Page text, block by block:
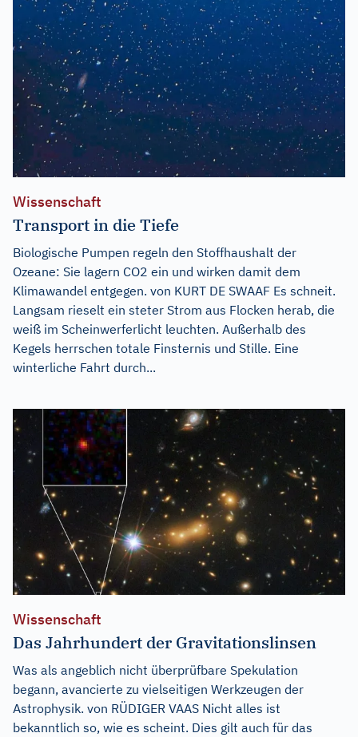
Wissenschaft
Transport in die Tiefe
Biologische Pumpen regeln den Stoffhaushalt der
Ozeane: Sie lagern CO2 ein und wirken damit dem
Klimawandel entgegen. von KURT DE SWAAF Es schneit.
Langsam rieselt ein steter Strom aus Flocken herab, die
weiß im Scheinwerferlicht leuchten. Außerhalb des
Kegels herrschen totale Finsternis und Stille. Eine
winterliche Fahrt durch...
Wissenschaft
Das Jahrhundert der Gravitationslinsen
Was als angeblich nicht überprüfbare Spekulation
begann, avancierte zu vielseitigen Werkzeugen der
Astrophysik. von RÜDIGER VAAS Nicht alles ist
bekanntlich so, wie es scheint. Dies gilt auch für das